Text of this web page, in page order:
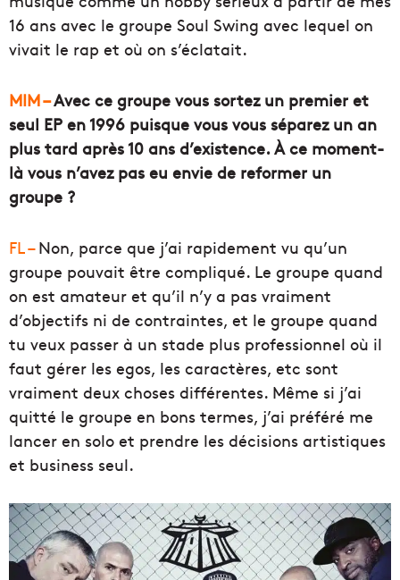
16 ans avec le groupe Soul Swing avec lequel on
vivait le rap et où on s’éclatait.
MIM –Avec ce groupe vous sortez un premier et
seul EP en 1996 puisque vous vous séparez un an
plus tard après 10 ans d’existence. À ce moment-
là vous n’avez pas eu envie de reformer un
groupe ?
FL –Non, parce que j’ai rapidement vu qu’un
groupe pouvait être compliqué. Le groupe quand
on est amateur et qu’il n’y a pas vraiment
d’objectifs ni de contraintes, et le groupe quand
tu veux passer à un stade plus professionnel où il
faut gérer les egos, les caractères, etc sont
vraiment deux choses différentes. Même si j’ai
quitté le groupe en bons termes, j’ai préféré me
lancer en solo et prendre les décisions artistiques
et business seul.